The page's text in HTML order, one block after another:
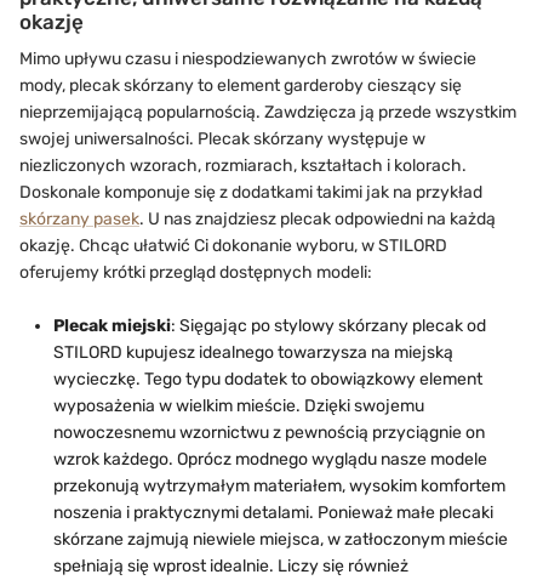
okazję
Mimo upływu czasu i niespodziewanych zwrotów w świecie
mody, plecak skórzany to element garderoby cieszący się
nieprzemijającą popularnością. Zawdzięcza ją przede wszystkim
swojej uniwersalności. Plecak skórzany występuje w
niezliczonych wzorach, rozmiarach, kształtach i kolorach.
Doskonale komponuje się z dodatkami takimi jak na przykład
skórzany pasek. U nas znajdziesz plecak odpowiedni na każdą
okazję. Chcąc ułatwić Ci dokonanie wyboru, w STILORD
oferujemy krótki przegląd dostępnych modeli:
Plecak miejski: Sięgając po stylowy skórzany plecak od
STILORD kupujesz idealnego towarzysza na miejską
wycieczkę. Tego typu dodatek to obowiązkowy element
wyposażenia w wielkim mieście. Dzięki swojemu
nowoczesnemu wzornictwu z pewnością przyciągnie on
wzrok każdego. Oprócz modnego wyglądu nasze modele
przekonują wytrzymałym materiałem, wysokim komfortem
noszenia i praktycznymi detalami. Ponieważ małe plecaki
skórzane zajmują niewiele miejsca, w zatłoczonym mieście
spełniają się wprost idealnie. Liczy się również